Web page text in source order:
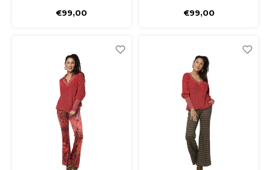
€99,00
€99,00